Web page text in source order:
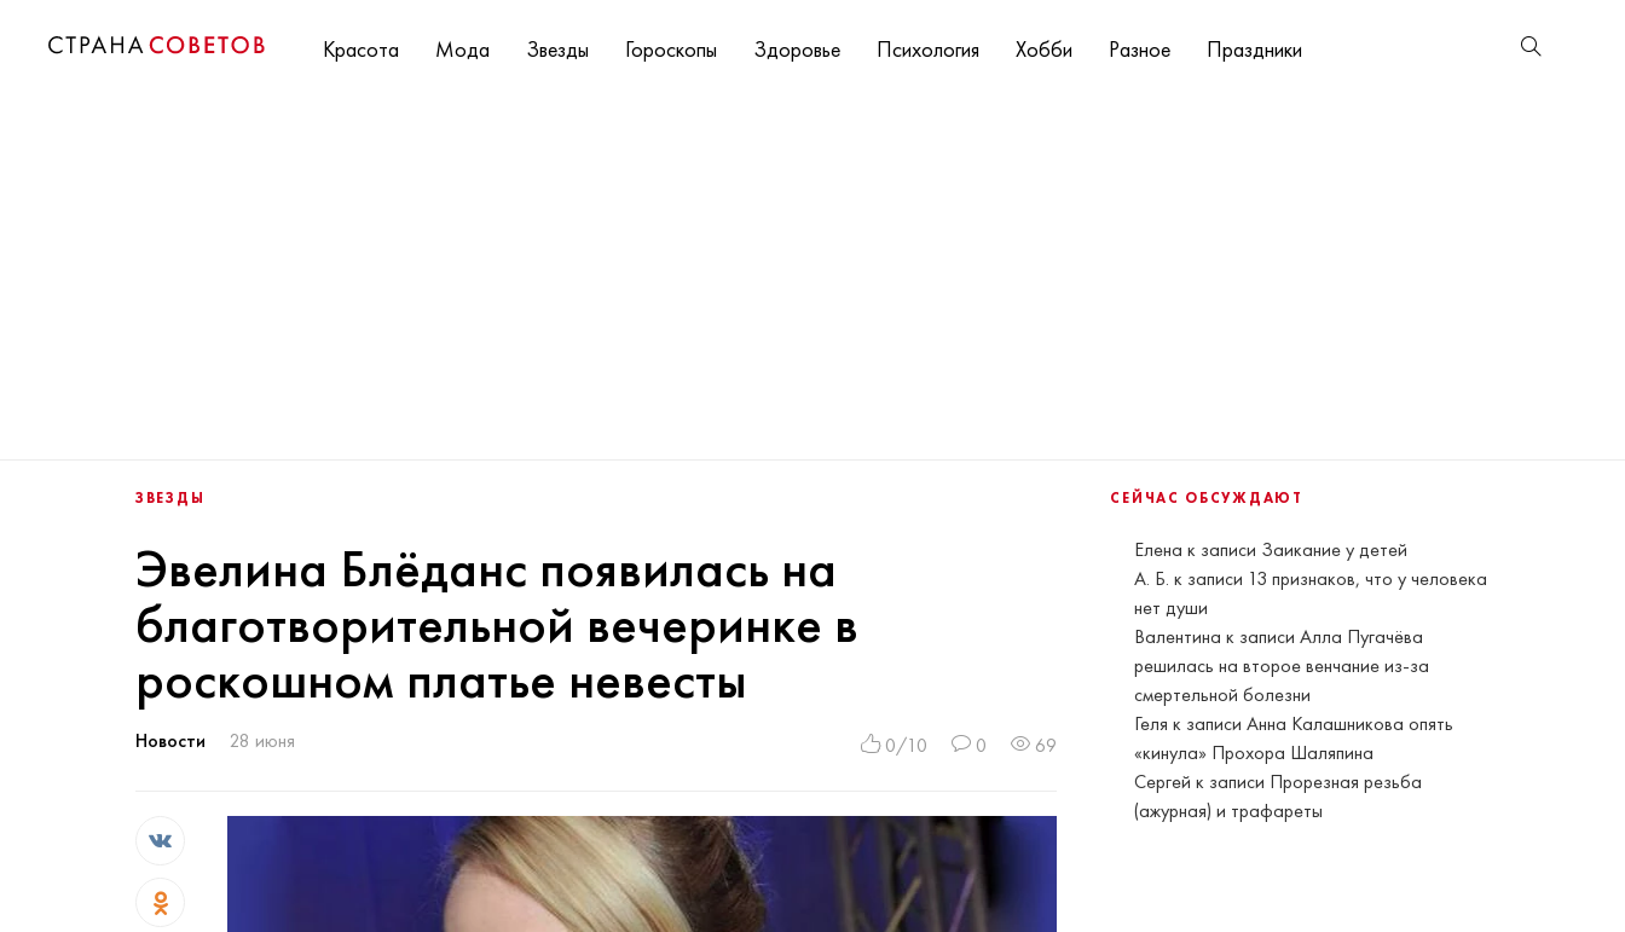
Красота Мода Звезды Гороскопы Здоровье Психология Хобби Разное Праздники
СЕЙЧАС ОБСУЖДАЮТ
Елена к записи Заикание у детей
А. Б. к записи 13 признаков, что у человека
нет души
Валентина к записиАлла Пугачёва
решилась на второе венчание из-за
смертельной болезни
Геля к записиАнна Калашникова опять
«кинула» Прохора Шаляпина
Сергей к записи Прорезная резьба
(ажурная) и трафареты
ЗВЕЗДЫ
Эвелина Блёданс появилась на
благотворительной вечеринке в
роскошном платье невесты
Новости 28 июня 0/10 0 69